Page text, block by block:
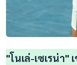
"โนเล่-เซเรน่า"